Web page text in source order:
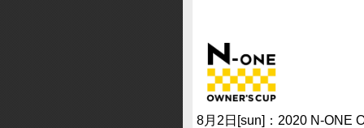
8月2日[sun]：2020 N-ONE